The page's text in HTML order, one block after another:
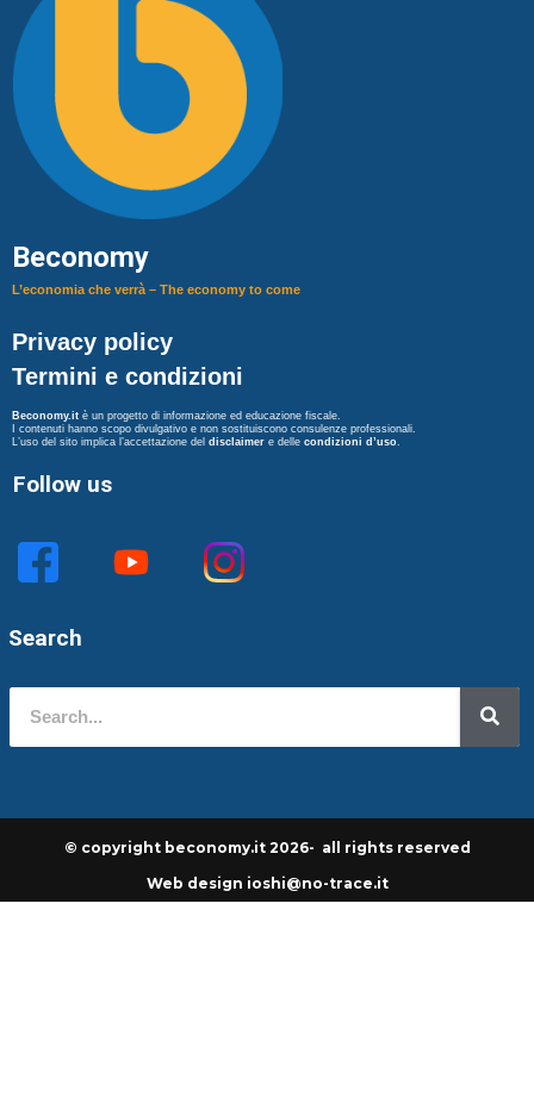
Beconomy
L’economia che verrà – The economy to come
Privacy policy
Termini e condizioni
Beconomy.it è un progetto di informazione ed educazione fiscale.
I contenuti hanno scopo divulgativo e non sostituiscono consulenze professionali.
L’uso del sito implica l’accettazione del disclaimer e delle condizioni d’uso
Follow us
Search
© copyright beconomy.it 2026- all rights reserved
Web design ioshi@no-trace.it